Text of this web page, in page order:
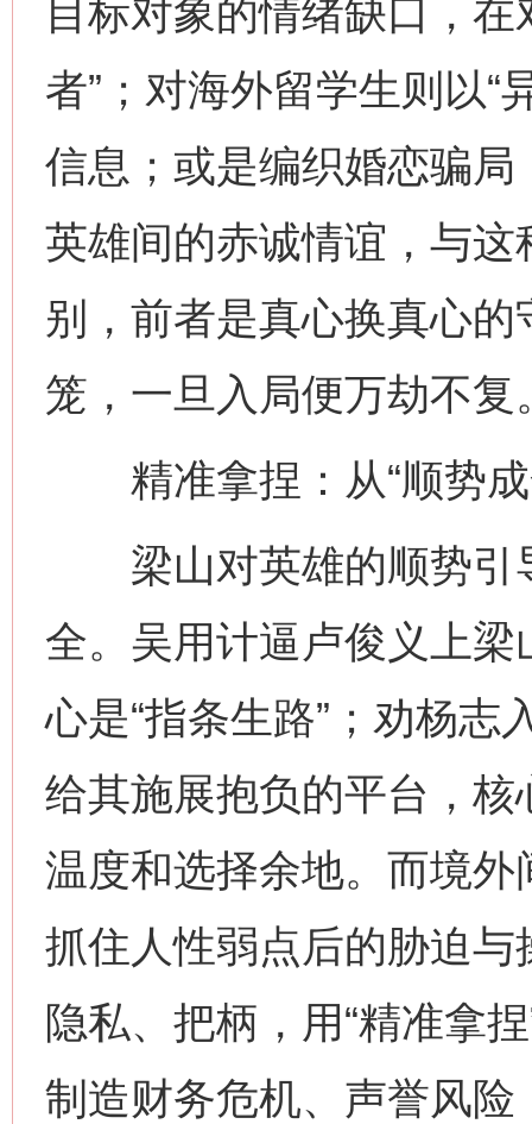
目标对象的情绪缺口，
者”；对海外留学生则以“
信息；或是编织婚恋骗
英雄间的赤诚情谊，与这
别，前者是真心换真心
笼，一旦入局便万劫不复
精准拿捏：从“顺势成
梁山对英雄的顺势引
全。吴用计逼卢俊义上
心是“指条生路”；劝杨志
给其施展抱负的平台，核
温度和选择余地。而境
抓住人性弱点后的胁迫
隐私、把柄，用“精准拿
制造财务危机、声誉风险